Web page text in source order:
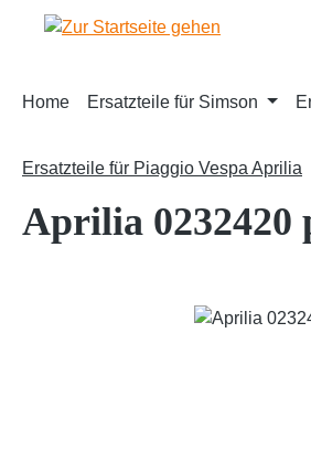
Hauptinhalt springen
Zur Suche springen
Zur Hauptnavigation springen
Home Ersatzteile für Simson
Ersatzteile für Piaggio Vespa Aprilia
Aprilia 0232420
Bildergalerie überspringen